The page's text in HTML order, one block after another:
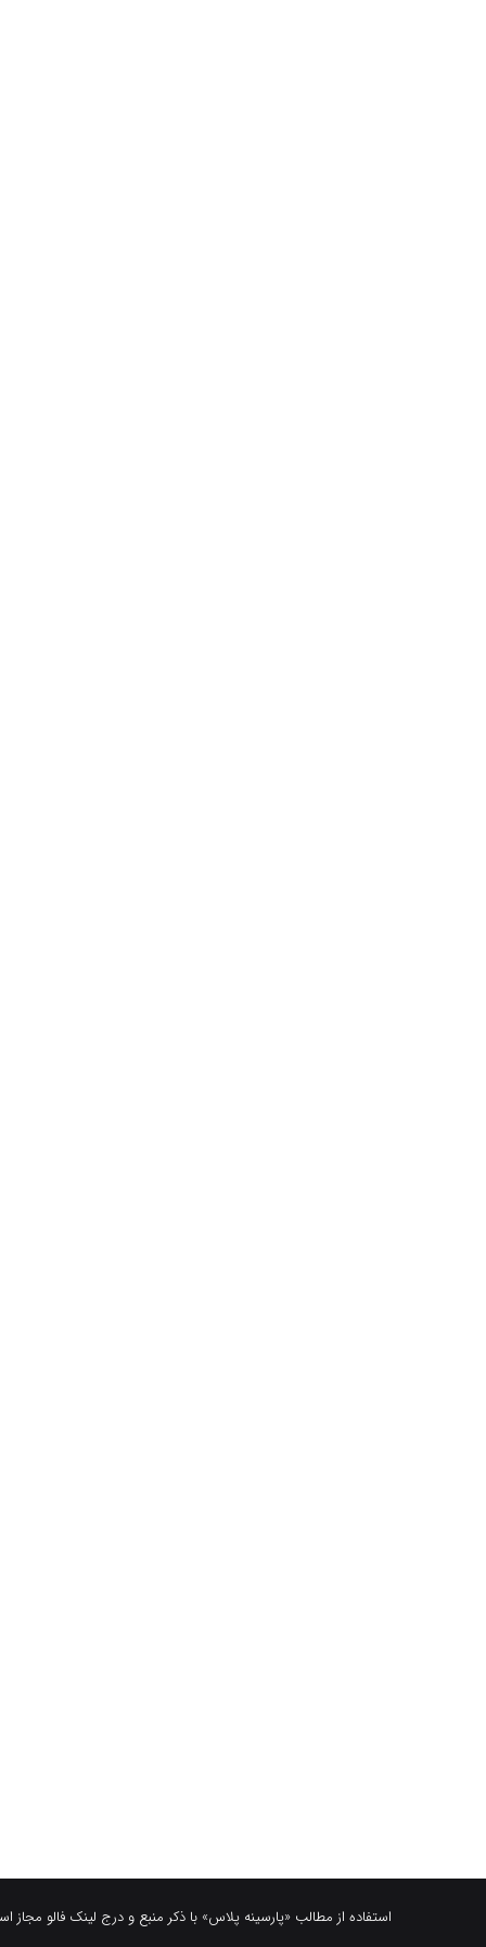
استفاده از مطالب «پارسینه پلاس» با ذکر منبع و درج لینک فالو مجاز